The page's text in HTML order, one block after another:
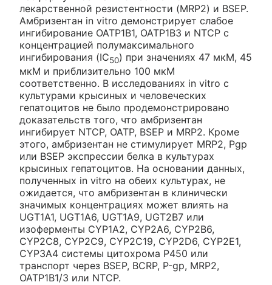
лекарственной резистентности (MRP2) и BSEP.
Амбризентан in vitro демонстрирует слабое
ингибирование ОАТР1В1, ОАТР1В3 и NTCP с
концентрацией полумаксимального
ингибирования (IC50) при значениях 47 мкМ, 45
мкМ и приблизительно 100 мкМ
соответственно. В исследованиях in vitro с
культурами крысиных и человеческих
гепатоцитов не было продемонстрировано
доказательств того, что амбризентан
ингибирует NTCP, ОАТР, BSEP и MRP2. Кроме
этого, амбризентан не стимулирует MRP2, Pgp
или BSEP экспрессии белка в культурах
крысиных гепатоцитов. На основании данных,
полученных in vitro на обеих культурах, не
ожидается, что амбризентан в клинически
значимых концентрациях может влиять на
UGT1A1, UGT1A6, UGT1A9, UGT2B7 или
изоферменты CYP1A2, CYP2A6, CYP2B6,
CYP2C8, CYP2C9, CYP2C19, CYP2D6, CYP2E1,
CYP3A4 системы цитохрома Р450 или
транспорт через BSEP, BCRP, Р-gp, MRP2,
ОАТР1В1/3 или NTCP.